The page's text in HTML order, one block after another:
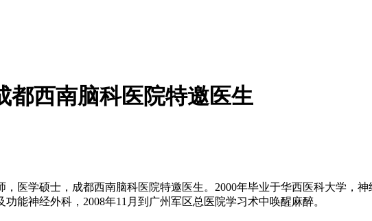
都西南脑科医院特邀医生
，医学硕士，成都西南脑科医院特邀医生。2000年毕业于华西医科大学，
能神经外科，2008年11月到广州军区总医院学习术中唤醒麻醉。